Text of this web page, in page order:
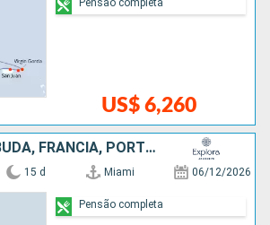
US$ 6,260
ANTIGUA E BARBUDA, FRANCIA, PORTO RICO, ESTADOS UNIDOS
15 d Miami 06/12/2026
Pensão completa